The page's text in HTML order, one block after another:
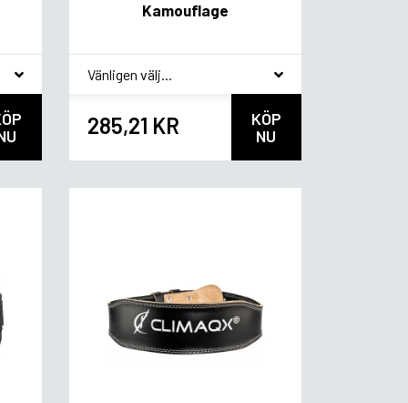
Kamouflage
* Smakvariant
285,21 KR
KÖP
NU